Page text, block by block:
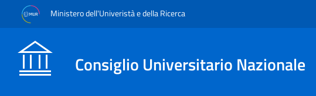
al contenuto principale
to footer contentMinistero dell'Univeristà e della Ricerca
Consiglio Universitario Nazionale